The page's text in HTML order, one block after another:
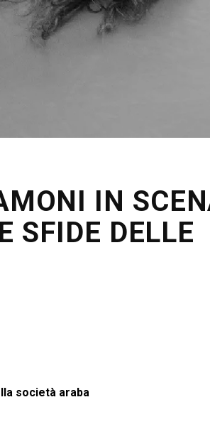
IN
SFIDE DELLE
società araba